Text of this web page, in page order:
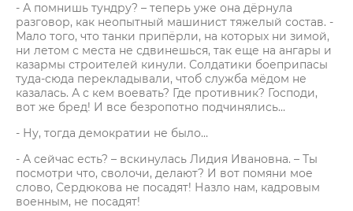
- А помнишь тундру? – теперь уже она дёрнула
разговор, как неопытный машинист тяжелый состав. -
Мало того, что танки припёрли, на которых ни зимой,
ни летом с места не сдвинешься, так еще на ангары и
казармы строителей кинули. Солдатики боеприпасы
туда-сюда перекладывали, чтоб служба мёдом не
казалась. А с кем воевать? Где противник? Господи,
вот же бред! И все безропотно подчинялись…
- Ну, тогда демократии не было…
- А сейчас есть? – вскинулась Лидия Ивановна. – Ты
посмотри что, сволочи, делают? И вот помяни мое
слово, Сердюкова не посадят! Назло нам, кадровым
военным, не посадят!